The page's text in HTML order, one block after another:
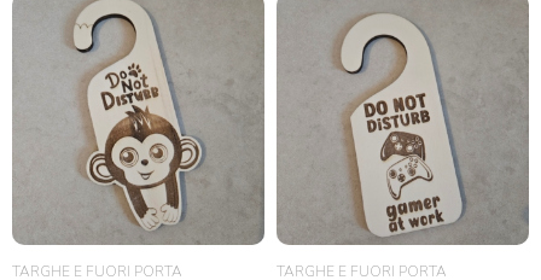
TARGHE E FUORI PORTA TARGHE E FUORI PORTA